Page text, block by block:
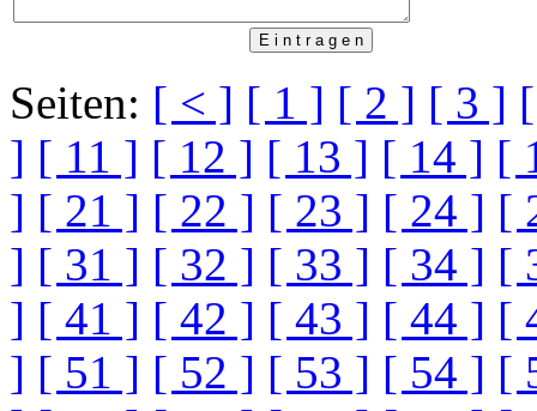
Seiten: [ < ] [ 1 ] [ 2 ] [ 3 ]
] [ 11 ] [ 12 ] [ 13 ] [ 14 ] [
] [ 21 ] [ 22 ] [ 23 ] [ 24 ] [
] [ 31 ] [ 32 ] [ 33 ] [ 34 ] [
] [ 41 ] [ 42 ] [ 43 ] [ 44 ] [
] [ 51 ] [ 52 ] [ 53 ] [ 54 ] [